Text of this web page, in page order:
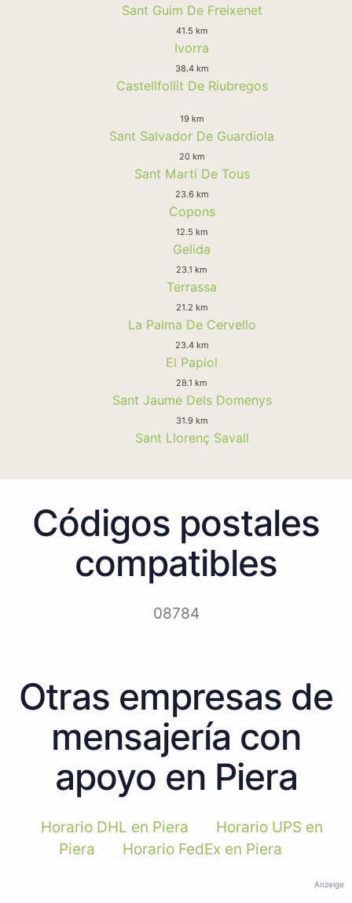
Sant Guim De Freixenet
41.5 km
Ivorra
38.4 km
Castellfollit De Riubregos
19 km
Sant Salvador De Guardiola
20 km
Sant Marti De Tous
23.6 km
Copons
12.5 km
Gelida
23.1 km
Terrassa
21.2 km
La Palma De Cervello
23.4 km
El Papiol
28.1 km
Sant Jaume Dels Domenys
31.9 km
Sant Llorenç Savall
Códigos postales
compatibles
08784
Otras empresas de
mensajería con
apoyo en Piera
Horario DHL en Piera
Horario UPS en
Piera
Horario FedEx en Piera
Anzeige